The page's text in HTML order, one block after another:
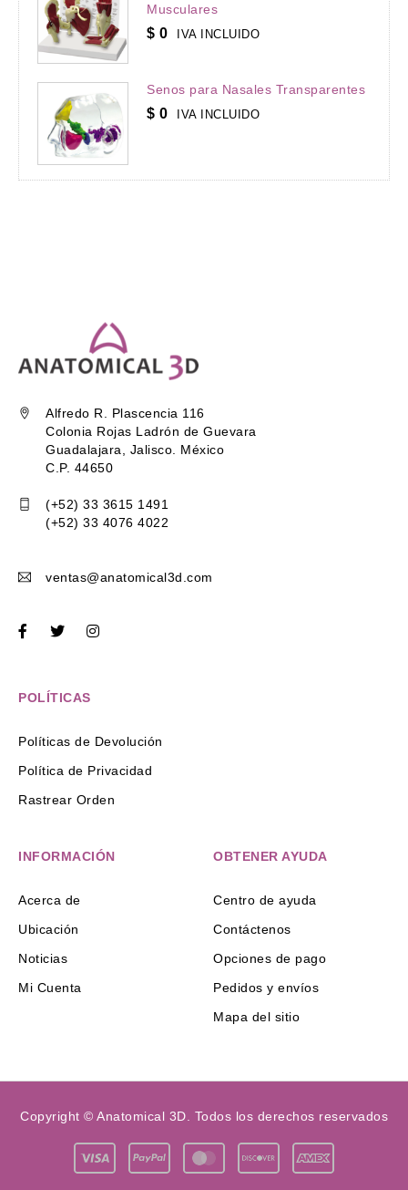
Musculares
$ 0 IVA INCLUIDO
Senos para Nasales Transparentes
$ 0 IVA INCLUIDO
Alfredo R. Plascencia 116
Colonia Rojas Ladrón de Guevara
Guadalajara, Jalisco. México
C.P. 44650
(+52) 33 3615 1491
(+52) 33 4076 4022
ventas@anatomical3d.com
POLÍTICAS
Políticas de Devolución
Política de Privacidad
Rastrear Orden
INFORMACIÓN
Acerca de
Ubicación
Noticias
Mi Cuenta
OBTENER AYUDA
Centro de ayuda
Contáctenos
Opciones de pago
Pedidos y envíos
Mapa del sitio
Copyright © Anatomical 3D. Todos los derechos reservados